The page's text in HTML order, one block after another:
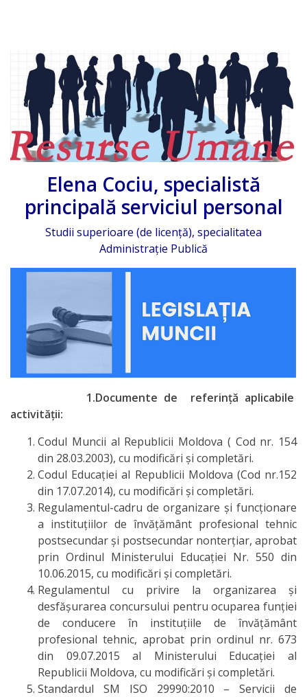
Posturi
vacante
Transparență
Planuri și
rapoarte
de
activitate
Organizare
Secții
Secția
didactică
Nr.1
Secția
didactică
Nr.2
Secția
didactică
PRI
Secția
educație
Elena Cociu, specialistă
principală serviciul personal
Studii superioare (de licență), specialitatea
Administraţie Publică
1.Documente de referință aplicabile
activității:
Codul Muncii al Republicii Moldova ( Cod nr. 154
din 28.03.2003), cu modificări și completări.
Codul Educației al Republicii Moldova (Cod nr.152
din 17.07.2014), cu modificări și completări.
Regulamentul-cadru de organizare şi funcţionare
a instituţiilor de învăţământ profesional tehnic
postsecundar și postsecundar nonterțiar, aprobat
prin Ordinul Ministerului Educaţiei Nr. 550 din
10.06.2015, cu modificări și completări.
Regulamentul cu privire la organizarea și
desfășurarea concursului pentru ocuparea funției
de conducere în instituțiile de învățământ
profesional tehnic, aprobat prin ordinul nr. 673
din 09.07.2015 al Ministerului Educației al
Republicii Moldova, cu modificări și completări.
Standardul SM ISO 29990:2010 – Servicii de